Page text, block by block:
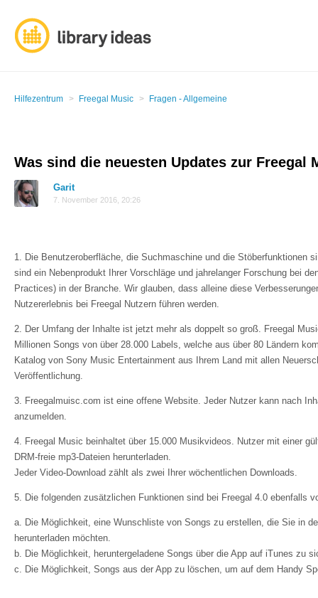
Hilfezentrum Freegal Music Fragen - Allgemeine
Was sind die neuesten Updates zur Freegal
Garit
7. November 2016, 20:26
1. Die Benutzeroberfläche, die Suchmaschine und die Stöberfunktionen
sind ein Nebenprodukt Ihrer Vorschläge und jahrelanger Forschung bei
Practices) in der Branche. Wir glauben, dass alleine diese
Nutzererlebnis bei Freegal Nutzern führen werden.
2. Der Umfang der Inhalte ist jetzt mehr als doppelt so groß. Freegal
Millionen Songs von über 28.000 Labels, welche aus über 80 Ländern
Katalog von Sony Music Entertainment aus Ihrem Land mit allen
Veröffentlichung.
3. Freegalmuisc.com ist eine offene Website. Jeder Nutzer kann nach
anzumelden.
4. Freegal Music beinhaltet über 15.000 Musikvideos. Nutzer mit einer
DRM-freie mp3-Dateien herunterladen.
Jeder Video-Download zählt als zwei Ihrer wöchentlichen Downloads.
5. Die folgenden zusätzlichen Funktionen sind bei Freegal 4.0 ebenfalls
a. Die Möglichkeit, eine Wunschliste von Songs zu erstellen, die Sie in
herunterladen möchten.
b. Die Möglichkeit, heruntergeladene Songs über die App auf iTunes zu
c. Die Möglichkeit, Songs aus der App zu löschen, um auf dem Handy